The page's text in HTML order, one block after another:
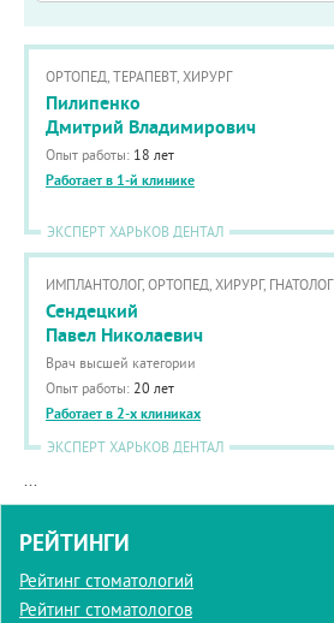
ОРТОПЕД, ТЕРАПЕВТ, ХИРУРГ
Пилипенко
Дмитрий Владимирович
Опыт работы: 18 лет
Работает в 1-й клинике
ЭКСПЕРТ ХАРЬКОВ ДЕНТАЛ
ИМПЛАНТОЛОГ, ОРТОПЕД, ХИРУРГ, ГНАТОЛОГ
Сендецкий
Павел Николаевич
Врач высшей категории
Опыт работы: 20 лет
Работает в 2-х клиниках
ЭКСПЕРТ ХАРЬКОВ ДЕНТАЛ
...
РЕЙТИНГИ
Рейтинг стоматологий
Рейтинг стоматологов